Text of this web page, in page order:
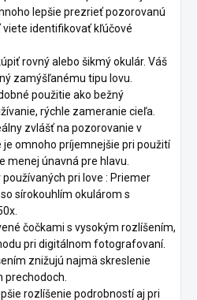
lepšie prezrieť pozorovanú
viete identifikovať kľúčové
rovný alebo šikmý okulár. Váš
zamýšľanému tipu lovu.
použitie ako bežný
rýchle zameranie cieľa.
zvlášť na pozorovanie v
omnoho príjemnejšie pri použití
menej únavná pre hlavu.
pri love : Priemer
sírokouhlím okulárom s
čočkami s vysokým rozlíšením,
pri digitálnom fotografovaní.
znižujú najmä skreslenie
prechodoch.
rozlíšenie podrobností aj pri